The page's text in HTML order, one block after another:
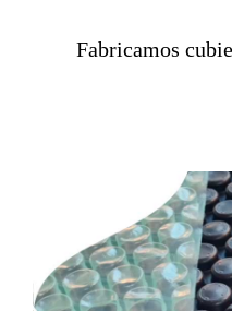
Fabricamos